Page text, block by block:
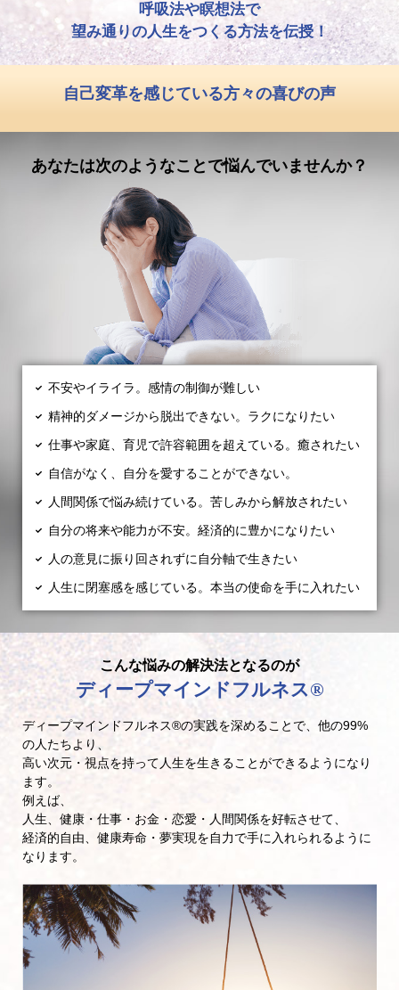
呼吸法や瞑想法で
望み通りの人生をつくる方法を伝授！
自己変革を感じている方々の喜びの声
あなたは次のようなことで悩んでいませんか？
不安やイライラ。感情の制御が難しい
精神的ダメージから脱出できない。ラクになりたい
仕事や家庭、育児で許容範囲を超えている。癒されたい
自信がなく、自分を愛することができない。
人間関係で悩み続けている。苦しみから解放されたい
自分の将来や能力が不安。経済的に豊かになりたい
人の意見に振り回されずに自分軸で生きたい
人生に閉塞感を感じている。本当の使命を手に入れたい
こんな悩みの解決法となるのが
ディープマインドフルネス®︎
ディープマインドフルネス®︎の実践を深めることで、他の99%
の人たちより、
高い次元・視点を持って人生を生きることができるようになり
ます。
例えば、
人生、健康・仕事・お金・恋愛・人間関係を好転させて、
経済的自由、健康寿命・夢実現を自力で手に入れられるように
なります。